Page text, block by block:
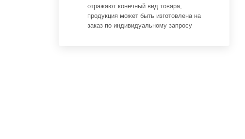
отражают конечный вид товара,
продукция может быть изготовлена на
заказ по индивидуальному запросу